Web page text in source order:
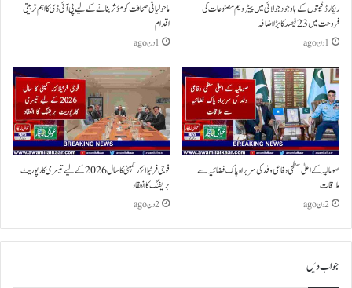
ریکارڈ قیمتوں کے باوجود جولائی میں پیٹرولیم مصنوعات کی
فروخت میں 23 فیصد کا بڑا اضافہ
1 دن ago
ماحولیاتی صحافت کو مؤثر بنانے کے لیے پی آئی ڈی کا اہم تربیتی
اقدام
1 دن ago
صومالیہ کے اعلیٰ سطحی دفاعی وفد کی سربراہ پاک فضائیہ سے
ملاقات
2 دن ago
فوجی فرٹیلائزر کمپنی کا سال 2026 کے لیے تیسری کارپوریٹ
بریفنگ کا انعقاد
2 دن ago
جواب دیں